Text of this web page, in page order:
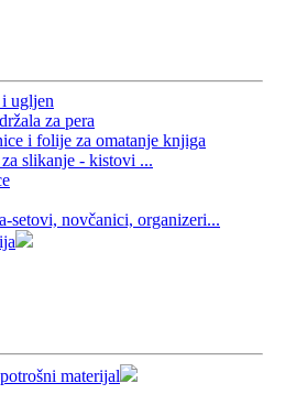
ugljen
za pera
i folije za omatanje knjiga
slikanje - kistovi ...
setovi, novčanici, organizeri...
materijal